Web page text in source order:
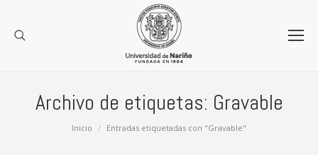
Archivo de etiquetas: Gravable
Inicio Entradas etiquetadas con "Gravable"